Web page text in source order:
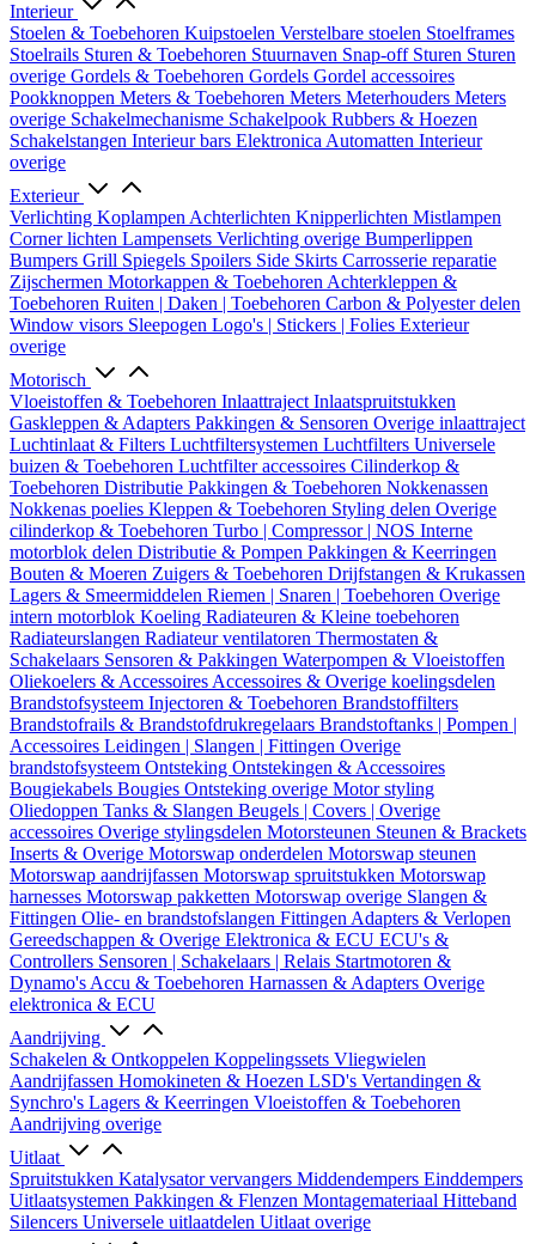
Interieur
Stoelen & Toebehoren Kuipstoelen Verstelbare stoelen Stoelframes
Stoelrails Sturen & Toebehoren Stuurnaven Snap-off Sturen Sturen
overige Gordels & Toebehoren Gordels Gordel accessoires
Pookknoppen Meters & Toebehoren Meters Meterhouders Meters
overige Schakelmechanisme Schakelpook Rubbers & Hoezen
Schakelstangen Interieur bars Elektronica Automatten Interieur
overige
Exterieur
Verlichting Koplampen Achterlichten Knipperlichten Mistlampen
Corner lichten Lampensets Verlichting overige Bumperlippen
Bumpers Grill Spiegels Spoilers Side Skirts Carrosserie reparatie
Zijschermen Motorkappen & Toebehoren Achterkleppen &
Toebehoren Ruiten | Daken | Toebehoren Carbon & Polyester delen
Window visors Sleepogen Logo's | Stickers | Folies Exterieur
overige
Motorisch
Vloeistoffen & Toebehoren Inlaattraject Inlaatspruitstukken
Gaskleppen & Adapters Pakkingen & Sensoren Overige inlaattraject
Luchtinlaat & Filters Luchtfiltersystemen Luchtfilters Universele
buizen & Toebehoren Luchtfilter accessoires Cilinderkop &
Toebehoren Distributie Pakkingen & Toebehoren Nokkenassen
Nokkenas poelies Kleppen & Toebehoren Styling delen Overige
cilinderkop & Toebehoren Turbo | Compressor | NOS Interne
motorblok delen Distributie & Pompen Pakkingen & Keerringen
Bouten & Moeren Zuigers & Toebehoren Drijfstangen & Krukassen
Lagers & Smeermiddelen Riemen | Snaren | Toebehoren Overige
intern motorblok Koeling Radiateuren & Kleine toebehoren
Radiateurslangen Radiateur ventilatoren Thermostaten &
Schakelaars Sensoren & Pakkingen Waterpompen & Vloeistoffen
Oliekoelers & Accessoires Accessoires & Overige koelingsdelen
Brandstofsysteem Injectoren & Toebehoren Brandstoffilters
Brandstofrails & Brandstofdrukregelaars Brandstoftanks | Pompen |
Accessoires Leidingen | Slangen | Fittingen Overige
brandstofsysteem Ontsteking Ontstekingen & Accessoires
Bougiekabels Bougies Ontsteking overige Motor styling
Oliedoppen Tanks & Slangen Beugels | Covers | Overige
accessoires Overige stylingsdelen Motorsteunen Steunen & Brackets
Inserts & Overige Motorswap onderdelen Motorswap steunen
Motorswap aandrijfassen Motorswap spruitstukken Motorswap
harnesses Motorswap pakketten Motorswap overige Slangen &
Fittingen Olie- en brandstofslangen Fittingen Adapters & Verlopen
Gereedschappen & Overige Elektronica & ECU ECU's &
Controllers Sensoren | Schakelaars | Relais Startmotoren &
Dynamo's Accu & Toebehoren Harnassen & Adapters Overige
elektronica & ECU
Aandrijving
Schakelen & Ontkoppelen Koppelingssets Vliegwielen
Aandrijfassen Homokineten & Hoezen LSD's Vertandingen &
Synchro's Lagers & Keerringen Vloeistoffen & Toebehoren
Aandrijving overige
Uitlaat
Spruitstukken Katalysator vervangers Middendempers Einddempers
Uitlaatsystemen Pakkingen & Flenzen Montagemateriaal Hitteband
Silencers Universele uitlaatdelen Uitlaat overige